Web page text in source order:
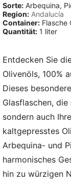
Sorte: Arbequina,
Region: Andalucía
Container: Flasche
Quantität: 1 liter
Entdecken Sie
Olivenöls, 100%
Dieses
Glasflaschen,
sondern auch
kaltgepresstes
Arbequina- und
harmonisches
hin zu würzigen